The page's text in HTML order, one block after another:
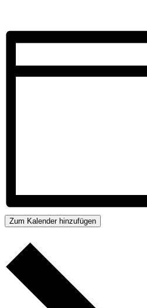
Zum Kalender hinzufügen